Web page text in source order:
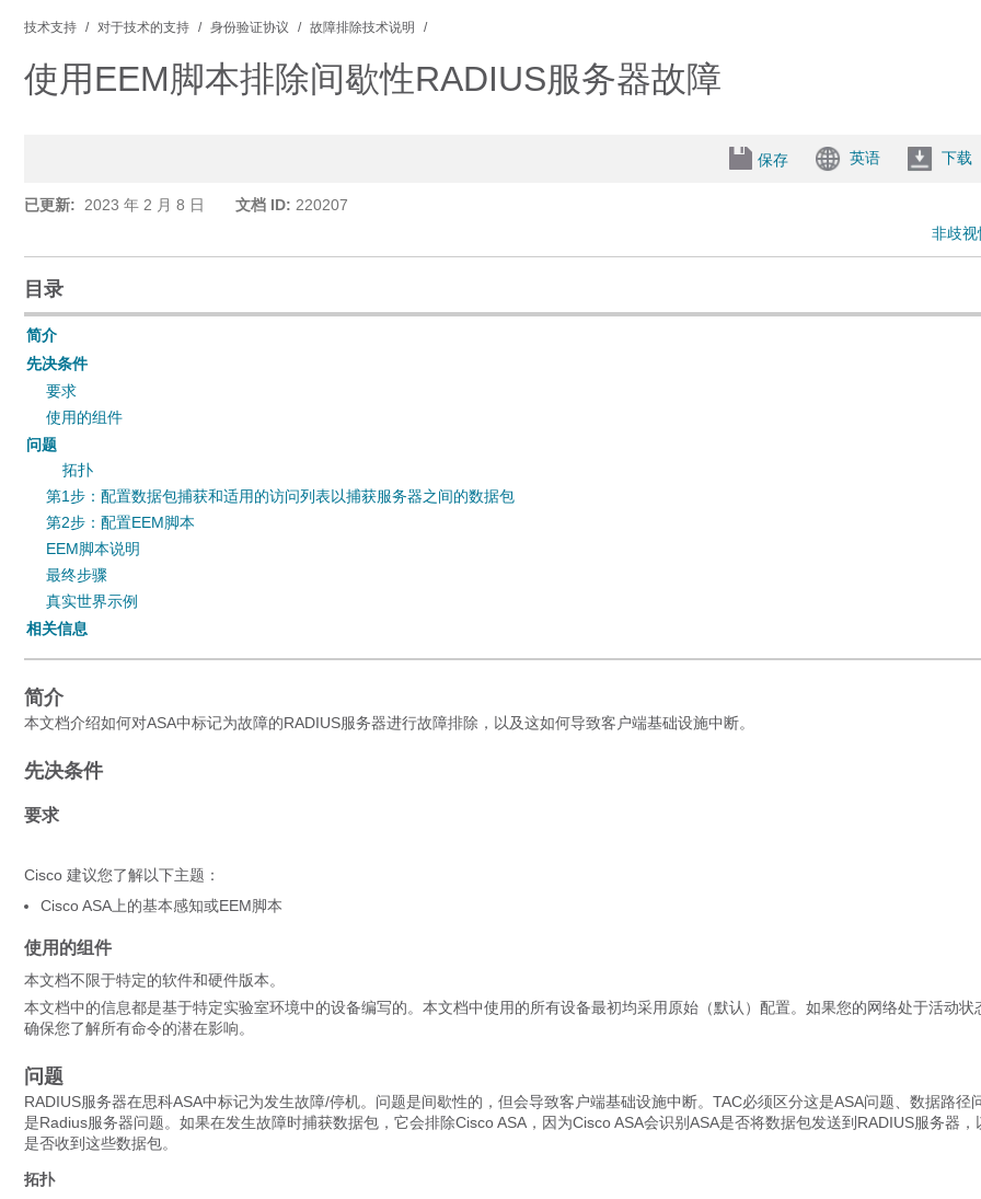
技术支持 对于技术的支持 身份验证协议 故障排除技术说明
使用EEM脚本排除间歇性RADIUS服务器故障
保存 英语 下载
已更新: 2023 年 2 月 8 日 文档 ID: 220207
非歧
目录
简介
先决条件
要求
使用的组件
问题
拓扑
第1步：配置数据包捕获和适用的访问列表以捕获服务器之间的数据包
第2步：配置EEM脚本
EEM脚本说明
最终步骤
真实世界示例
相关信息
简介
本文档介绍如何对ASA中标记为故障的RADIUS服务器进行故障排除，以及这如何导致客户端基础设施中断。
先决条件
要求
Cisco 建议您了解以下主题：
Cisco ASA上的基本感知或EEM脚本
使用的组件
本文档不限于特定的软件和硬件版本。
本文档中的信息都是基于特定实验室环境中的设备编写的。本文档中使用的所有设备最初均采用原始（默认）配置。如果您的网络处于活动状
确保您了解所有命令的潜在影响。
问题
RADIUS服务器在思科ASA中标记为发生故障/停机。问题是间歇性的，但会导致客户端基础设施中断。TAC必须区分这是ASA问题、数据路径
是Radius服务器问题。如果在发生故障时捕获数据包，它会排除Cisco ASA，因为Cisco ASA会识别ASA是否将数据包发送到RADIUS服务器，
是否收到这些数据包。
拓扑